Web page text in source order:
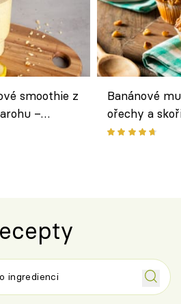
smoothie z
–
Banánové
ořechy a